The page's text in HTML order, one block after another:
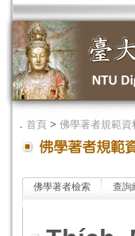
． 首頁 > 佛學著者規範資
佛學著者檢索 查詢